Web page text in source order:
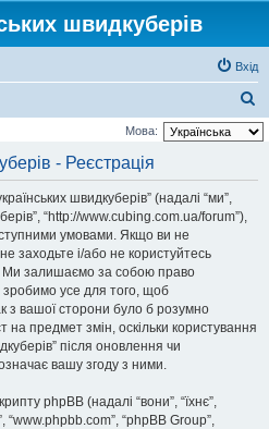
швидкуберів
Вхід
о
Мова:
- Реєстрація
швидкуберів” (надалі “ми”,
“http://www.cubing.com.ua/forum”),
умовами. Якщо ви не
заходьте і/або не користуйтесь
Ми залишаємо за собою право
зробимо усе для того, щоб
з вашої сторони було б розумно
на предмет змін, оскільки користування
після оновлення чи
вашу згоду з ними.
phpBB (надалі “вони”, “їхнє”,
“phpBB Group”,